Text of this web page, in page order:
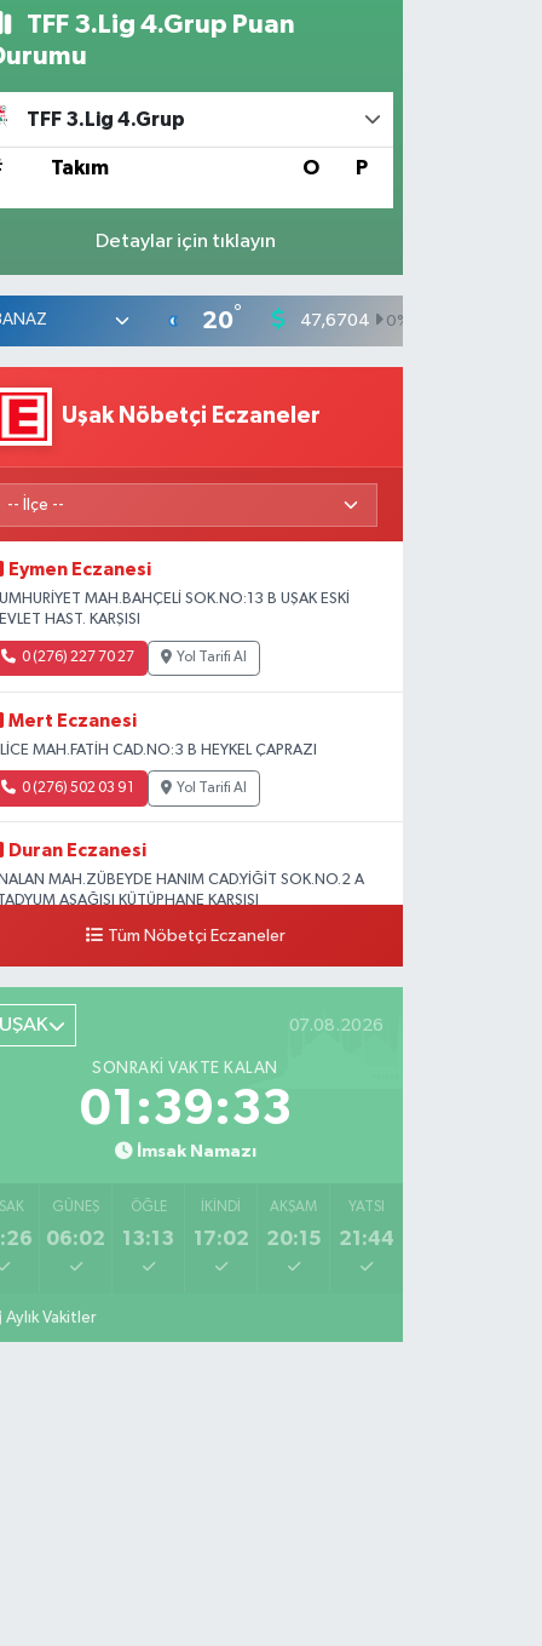
TFF 3.Lig 4.Grup Puan
TFF 3.Lig 4.Grup
Takım O P
Detaylar için tıklayın
20° 47,6704 0%
Uşak Nöbetçi Eczaneler
Eymen Eczanesi
MAH.BAHÇELİ SOK.NO:13 B UŞAK ESKİ
HAST. KARŞISI
0 (276) 227 70 27 Yol Tarifi Al
Mert Eczanesi
MAH.FATİH CAD.NO:3 B HEYKEL ÇAPRAZI
0 (276) 502 03 91 Yol Tarifi Al
Duran Eczanesi
MAH.ZÜBEYDE HANIM CAD.YİĞİT SOK.NO.2 A
AŞAĞISI KÜTÜPHANE KARŞISI
0 (276) 224 51 77 Yol Tarifi Al
Tüm Nöbetçi Eczaneler
07.08.2026
SONRAKI VAKTE KALAN
01:39:33
İmsak Namazı
GÜNEŞ
06:02
ÖĞLE
13:13
İKINDI
17:02
AKŞAM
20:15
YATSI
21:44
Aylık Vakitler